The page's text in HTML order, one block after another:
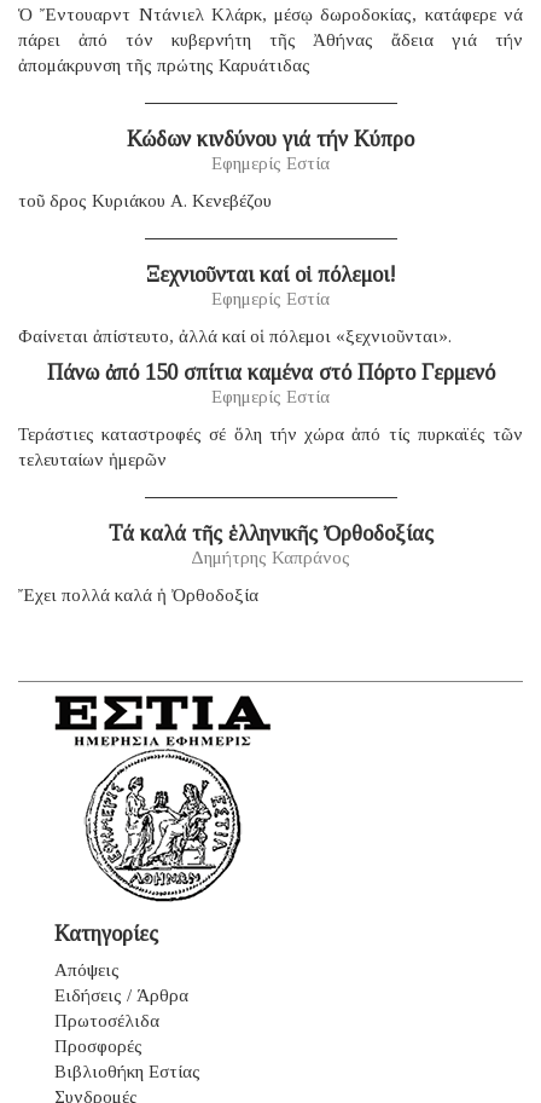
Ὁ Ἔντουαρντ Ντάνιελ Κλάρκ, μέσῳ δωροδοκίας, κατάφερε νά
πάρει ἀπό τόν κυβερνήτη τῆς Ἀθήνας ἄδεια γιά τήν
ἀπομάκρυνση τῆς πρώτης Καρυάτιδας
Κώδων κινδύνου γιά τήν Κύπρο
Εφημερίς Εστία
τοῦ δρος Κυριάκου Α. Κενεβέζου
Ξεχνιοῦνται καί οἱ πόλεμοι!
Εφημερίς Εστία
Φαίνεται ἀπίστευτο, ἀλλά καί οἱ πόλεμοι «ξεχνιοῦνται».
Πάνω ἀπό 150 σπίτια καμένα στό Πόρτο Γερμενό
Εφημερίς Εστία
Τεράστιες καταστροφές σέ ὅλη τήν χώρα ἀπό τίς πυρκαϊές τῶν
τελευταίων ἡμερῶν
Τά καλά τῆς ἑλληνικῆς Ὀρθοδοξίας
Δημήτρης Καπράνος
Ἔχει πολλά καλά ἡ Ὀρθοδοξία
Κατηγορίες
Απόψεις
Ειδήσεις / Άρθρα
Πρωτοσέλιδα
Προσφορές
Βιβλιοθήκη Εστίας
Συνδρομές